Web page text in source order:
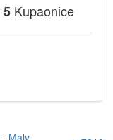
5 Kupaonice
- Maly